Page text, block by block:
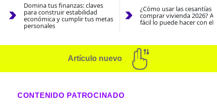
Domina tus finanzas: claves
para construir estabilidad
económica y cumplir tus metas
personales
¿Cómo usar las cesantías
comprar vivienda 2026?
fácil lo puede hacer con el
Artículo nuevo
CONTENIDO PATROCINADO